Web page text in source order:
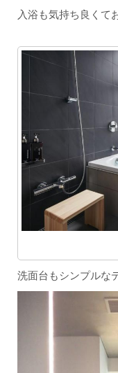
入浴も気持ち良くて
洗面台もシンプルな